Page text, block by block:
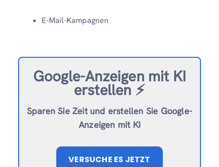
E-Mail-Kampagnen
Google-Anzeigen mit KI
erstellen ⚡️
Sparen Sie Zeit und erstellen Sie Google-
Anzeigen mit KI
VERSUCHE ES JETZT